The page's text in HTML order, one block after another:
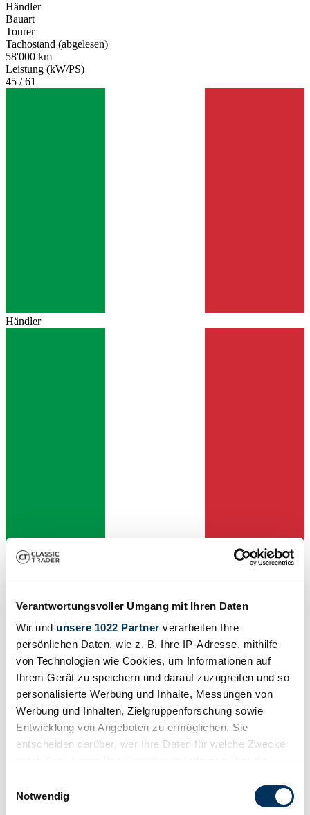
Verantwortungsvoller Umgang mit Ihren Daten
Wir und unsere 1022 Partner verarbeiten Ihre
persönlichen Daten, wie z. B. Ihre IP-Adresse, mithilfe
von Technologien wie Cookies, um Informationen auf
Ihrem Gerät zu speichern und darauf zuzugreifen und so
personalisierte Werbung und Inhalte, Messungen von
Werbung und Inhalten, Zielgruppenforschung sowie
Entwicklung von Angeboten zu ermöglichen. Sie
entscheiden darüber, wer Ihre Daten für welche Zwecke
Trigger Symbol ändern oder widerrufen
Notwendig
Händler
Bauart
Tourer
Tachostand (abgelesen)
58'000 km
Leistung (kW/PS)
45 / 61
Händler
Händler